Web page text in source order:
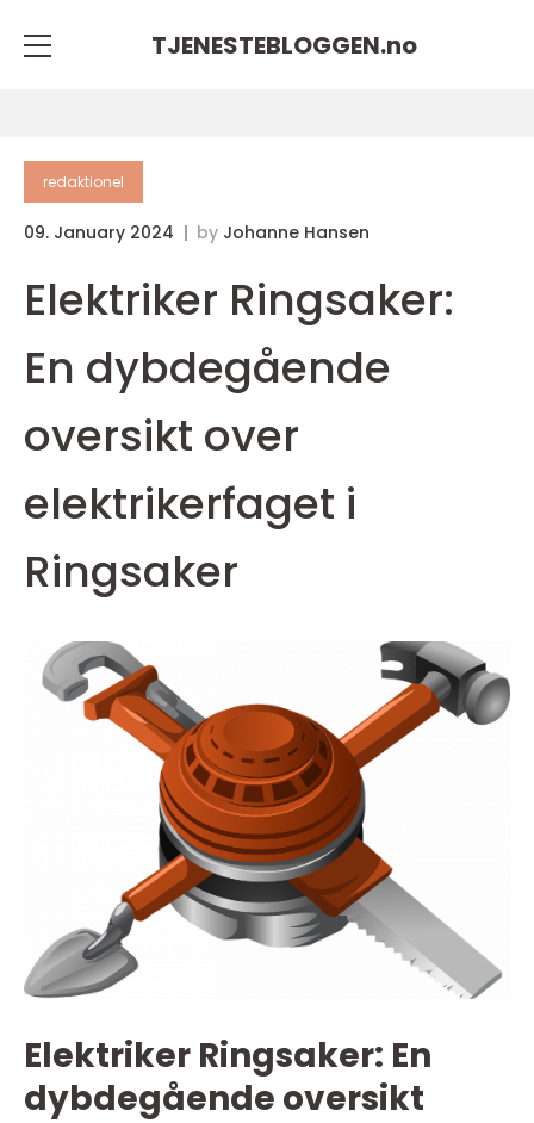
TJENESTEBLOGGEN.no
redaktionel
09. January 2024 by Johanne Hansen
Elektriker Ringsaker:
En dybdegående
oversikt over
elektrikerfaget i
Ringsaker
Elektriker Ringsaker: En
dybdegående oversikt